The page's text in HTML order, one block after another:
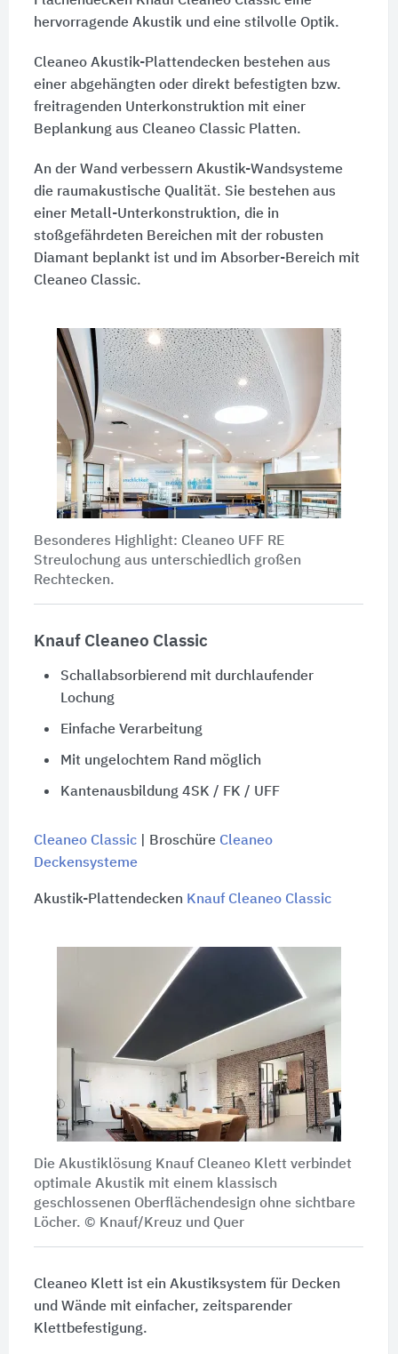
hervorragende Akustik und eine stilvolle Optik.
Cleaneo Akustik-Plattendecken bestehen aus
einer abgehängten oder direkt befestigten bzw.
freitragenden Unterkonstruktion mit einer
Beplankung aus Cleaneo Classic Platten.
An der Wand verbessern Akustik-Wandsysteme
die raumakustische Qualität. Sie bestehen aus
einer Metall-Unterkonstruktion, die in
stoßgefährdeten Bereichen mit der robusten
Diamant beplankt ist und im Absorber-Bereich mit
Cleaneo Classic.
Besonderes Highlight: Cleaneo UFF RE
Streulochung aus unterschiedlich großen
Rechtecken.
Knauf Cleaneo Classic
Schallabsorbierend mit durchlaufender
Lochung
Einfache Verarbeitung
Mit ungelochtem Rand möglich
Kantenausbildung 4SK / FK / UFF
Cleaneo Classic| Broschüre Cleaneo
Deckensysteme
Akustik-Plattendecken Knauf Cleaneo Classic
Die Akustiklösung Knauf Cleaneo Klett verbindet
optimale Akustik mit einem klassisch
geschlossenen Oberflächendesign ohne sichtbare
Löcher. © Knauf/Kreuz und Quer
Cleaneo Klett ist ein Akustiksystem für Decken
und Wände mit einfacher, zeitsparender
Klettbefestigung.